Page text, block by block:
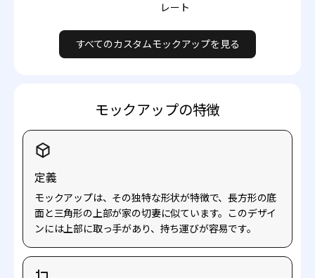
レート
すべてのカスタムモックアップを見る
モックアップの特徴
定義
モックアップは、その独特な形状が特徴で、長方形の底
面と三角形の上部が家の切妻に似ています。このデザイ
ンには上部に取っ手があり、持ち運びが容易です。